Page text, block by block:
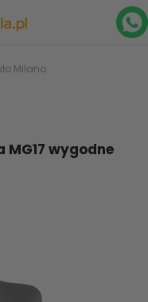
Milano
MG17 wygodne